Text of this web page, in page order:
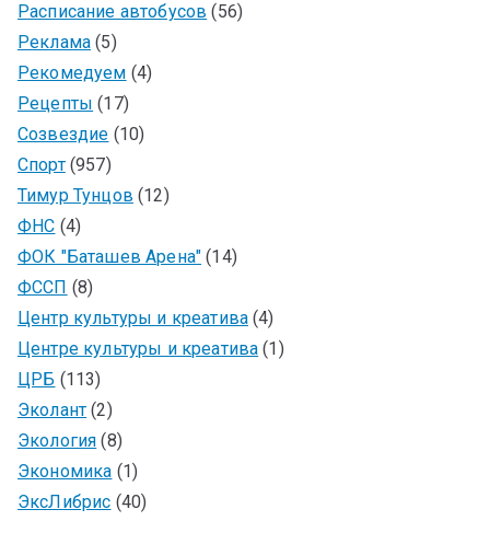
Расписание автобусов (56)
Реклама (5)
Рекомедуем (4)
Рецепты (17)
Созвездие (10)
Спорт(957)
Тимур Тунцов (12)
ФНС (4)
ФОК "Баташев Арена" (14)
ФССП (8)
Центр культуры и креатива (4)
Центре культуры и креатива (1)
ЦРБ (113)
Эколант (2)
Экология (8)
Экономика (1)
ЭксЛибрис (40)